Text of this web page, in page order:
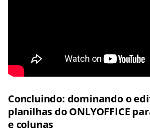
Concluindo: dominando o
planilhas do ONLYOFFICE
e colunas